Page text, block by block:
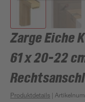
Zarge Eiche
61 x 20-22
Produktdetails |